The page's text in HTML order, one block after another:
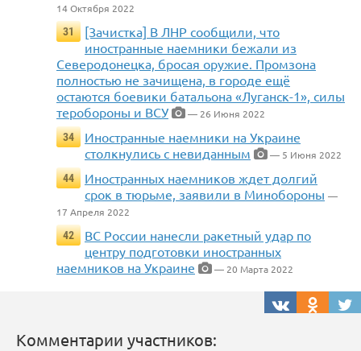
14 Октября 2022
31
[Зачистка] В ЛНР сообщили, что
иностранные наемники бежали из
Северодонецка, бросая оружие. Промзона
полностью не зачищена, в городе ещё
остаются боевики батальона «Луганск-1», силы
теробороны и ВСУ
— 26 Июня 2022
34
Иностранные наемники на Украине
столкнулись с невиданным
— 5 Июня 2022
44
Иностранных наемников ждет долгий
срок в тюрьме, заявили в Минобороны —
17 Апреля 2022
42
ВС России нанесли ракетный удар по
центру подготовки иностранных
наемников на Украине
— 20 Марта 2022
Комментарии участников: